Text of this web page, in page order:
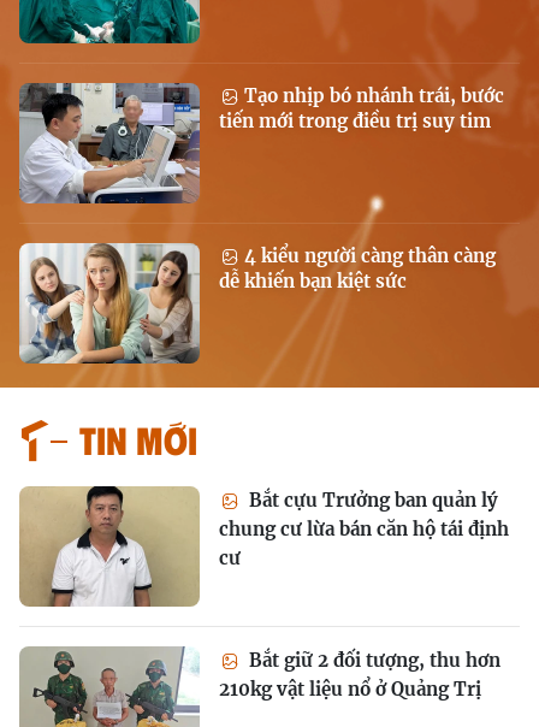
Tạo nhịp bó nhánh trái, bước
tiến mới trong điều trị suy tim
4 kiểu người càng thân càng
dễ khiến bạn kiệt sức
Tin mới
Bắt cựu Trưởng ban quản lý
chung cư lừa bán căn hộ tái định
cư
Bắt giữ 2 đối tượng, thu hơn
210kg vật liệu nổ ở Quảng Trị